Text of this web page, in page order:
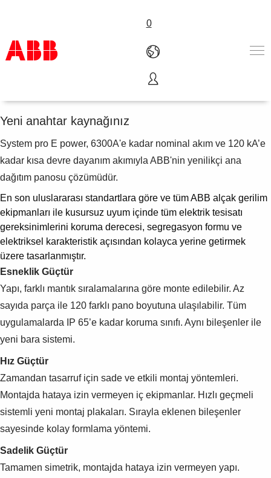
0
Ürünler ve Çözümler
Endüstriler
Hakkımızda
Satış noktaları
Bize ulaşın
power
Yeni anahtar kaynağınız
System pro E power, 6300A'e kadar nominal akım ve 120 kA’e
kadar kısa devre dayanım akımıyla ABB'nin yenilikçi ana
dağıtım panosu çözümüdür.
En son uluslararası standartlara göre ve tüm ABB alçak gerilim
ekipmanları ile kusursuz uyum içinde tüm elektrik tesisatı
gereksinimlerini koruma derecesi, segregasyon formu ve
elektriksel karakteristik açısından kolayca yerine getirmek
üzere tasarlanmıştır.
Esneklik Güçtür
Yapı, farklı mantık sıralamalarına göre monte edilebilir. Az
sayıda parça ile 120 farklı pano boyutuna ulaşılabilir. Tüm
uygulamalarda IP 65’e kadar koruma sınıfı. Aynı bileşenler ile
yeni bara sistemi.
Hız Güçtür
Zamandan tasarruf için sade ve etkili montaj yöntemleri.
Montajda hataya izin vermeyen iç ekipmanlar. Hızlı geçmeli
sistemli yeni montaj plakaları. Sırayla eklenen bileşenler
sayesinde kolay formlama yöntemi.
Sadelik Güçtür
Tamamen simetrik, montajda hataya izin vermeyen yapı.